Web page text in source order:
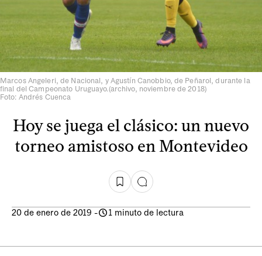
Marcos Angeleri, de Nacional, y Agustín Canobbio, de Peñarol, durante la
final del Campeonato Uruguayo.(archivo, noviembre de 2018)
Foto: Andrés Cuenca
Hoy se juega el clásico: un nuevo
torneo amistoso en Montevideo
20 de enero de 2019 - 1 minuto de lectura